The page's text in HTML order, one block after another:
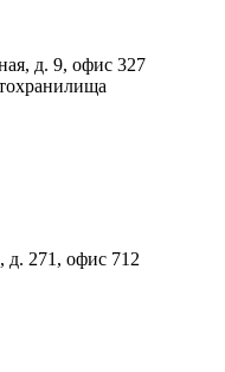
д. 9, офис 327
д. 271, офис 712